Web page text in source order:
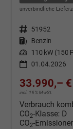
unverbindliche
Fahrzeugnr. 51952
Kraftstoff Benzin
Leistung 110 kW (150
01.04.2026
33.990,– €
incl. 19% MwSt.
Verbrauch
CO2-Klasse: D
CO2-